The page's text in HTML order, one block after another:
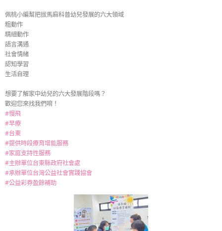
佩桃小編幫把拔馬麻科普幼兒發展的六大領域
粗動作
精細動作
語言溝通
社會情緒
認知學習
生活自理
想要了解家中幼兒的六大發展階段嗎？
歡迎您來找我們唷！
#慢飛
#早療
#台東
#提供時段療育增能服務
#家庭支持性服務
#主辦單位台東縣政府社會處
#承辦單位台灣公益社會實踐協會
#公益彩券盈餘補助